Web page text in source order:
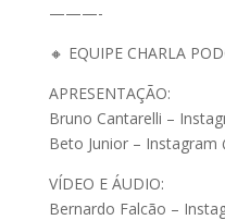
———-
🔸 EQUIPE CHARLA
APRESENTAÇÃO:
Bruno Cantarelli –
Beto Junior – Instagram
VÍDEO E ÁUDIO:
Bernardo Falcão –